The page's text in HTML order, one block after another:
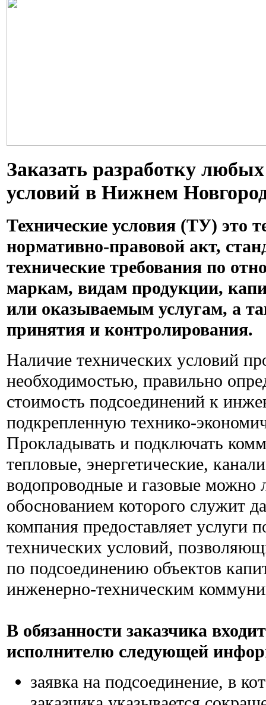
Заказать разработку
условий в Нижнем
Технические условия (ТУ) это
нормативно-правовой акт,
технические требования по
маркам, видам продукции,
или оказываемым услугам, а
принятия и контролирования.
Наличие технических условий
необходимостью, правильно
стоимость подсоединений к
подкрепленную технико-
Прокладывать и подключать
тепловые, энергетические,
водопроводные и газовые можно
обоснованием которого служит
компания предоставляет услуги
технических условий,
по подсоединению объектов
инженерно-техническим
В обязанности заказчика
исполнителю следующей
заявка на подсоединение, в